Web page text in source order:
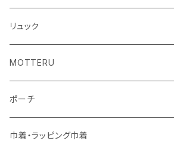
不織布
コットン
不織布
10oz
コットンリネン
ジュートコットン
再生ファブリック
コットン
コットンリネン
再生ファブリック
5oz
10oz
コットン
シーチング
キャンパス
オーガニックコットン
フェアトレードコットン
ジュートコットン
再生ファブリック
リュック
コットン
5oz
デニム
ポリエステル
MOTTERU
お買い物バッグ
ボトル
ポーチ
オーガニックコットン
巾着・ラッピング巾着